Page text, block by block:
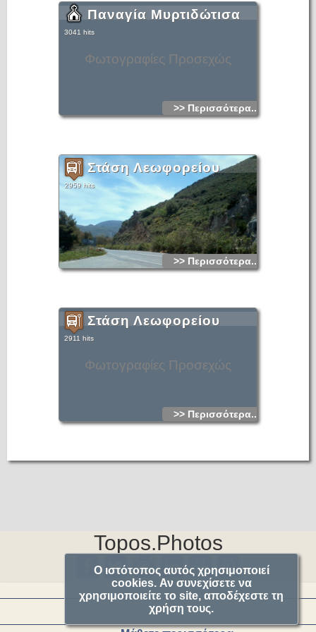
Φωτογραφίες Προσεχώς
Παναγία Μυρτιδώτισα
3041 hits
>> Περισσότερα...
Στάση Λεωφορείου
2959 hits
>> Περισσότερα...
Φωτογραφίες Προσεχώς
Στάση Λεωφορείου
2911 hits
>> Περισσότερα...
Topos.Photos
Ο ιστότοπος αυτός χρησιμοποιεί
cookies. Αν συνεχίσετε να
χρησιμοποιείτε το site, αποδέχεστε τη
χρήση τους.